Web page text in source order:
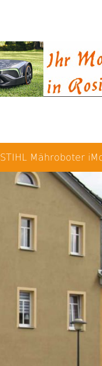
STIHL Mähroboter